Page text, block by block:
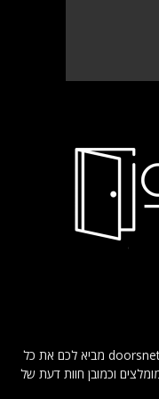
פורטל דלתות מנעולים ואבטחה לבית ולעסק doorsnet מביא לכם את כל
וכמובן חוות דעת של